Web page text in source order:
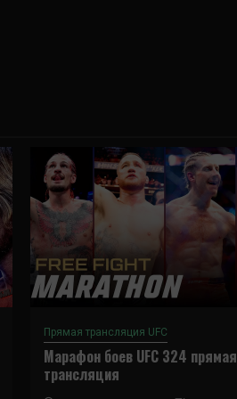
Прямая трансляция UFC
Марафон боев UFC 324 прямая
трансляция